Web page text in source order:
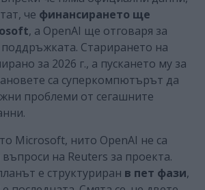
че финансирането ще
, а OpenAI ще отговаря за
Старирането на
за 2026 г., а пускането му за
са суперкомпютърът да
проблеми от сегашните
Microsoft, нито OpenAI не са
на Reuters за проекта.
е структуриран в пет фази,